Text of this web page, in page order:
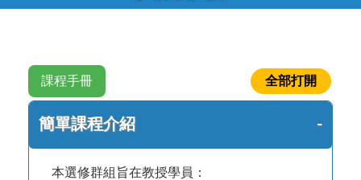
課程手冊
簡單課程介紹
本選修群組旨在教授學員：